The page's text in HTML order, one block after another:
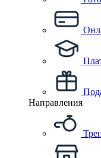
Направления